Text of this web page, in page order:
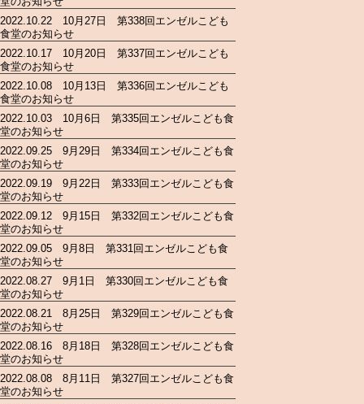
2022.10.22 10月27日 第338回エンゼルこども
食堂のお知らせ
2022.10.17 10月20日 第337回エンゼルこども
食堂のお知らせ
2022.10.08 10月13日 第336回エンゼルこども
食堂のお知らせ
2022.10.03 10月6日 第335回エンゼルこども食
堂のお知らせ
2022.09.25 9月29日 第334回エンゼルこども食
堂のお知らせ
2022.09.19 9月22日 第333回エンゼルこども食
堂のお知らせ
2022.09.12 9月15日 第332回エンゼルこども食
堂のお知らせ
2022.09.05 9月8日 第331回エンゼルこども食
堂のお知らせ
2022.08.27 9月1日 第330回エンゼルこども食
堂のお知らせ
2022.08.21 8月25日 第329回エンゼルこども食
堂のお知らせ
2022.08.16 8月18日 第328回エンゼルこども食
堂のお知らせ
2022.08.08 8月11日 第327回エンゼルこども食
堂のお知らせ